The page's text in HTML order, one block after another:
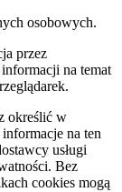
osobowych.
przez
na temat
określić w
na ten
usługi
Bez
cookies mogą